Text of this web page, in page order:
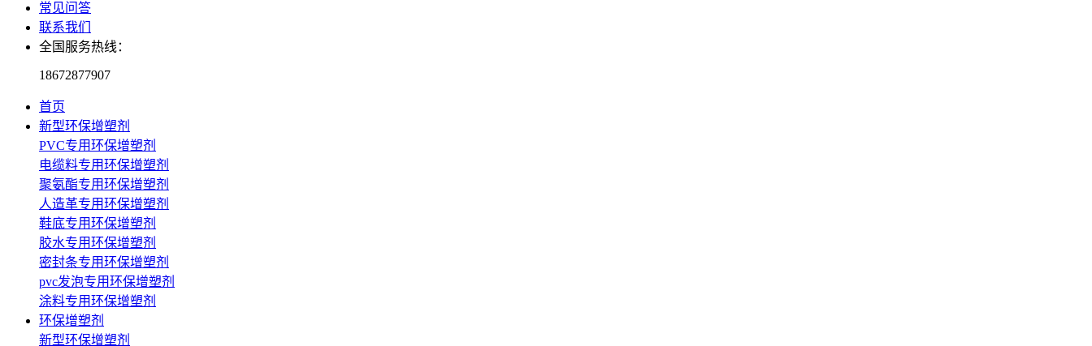
常见问答
联系我们
全国服务热线：
18672877907
首页
新型环保增塑剂
PVC专用环保增塑剂
电缆料专用环保增塑剂
聚氨酯专用环保增塑剂
人造革专用环保增塑剂
鞋底专用环保增塑剂
胶水专用环保增塑剂
密封条专用环保增塑剂
pvc发泡专用环保增塑剂
涂料专用环保增塑剂
环保增塑剂
新型环保增塑剂